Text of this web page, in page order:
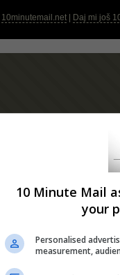
10minutemail.net Daj mi još
10 Minute Mail
your
Personalised
measurement,